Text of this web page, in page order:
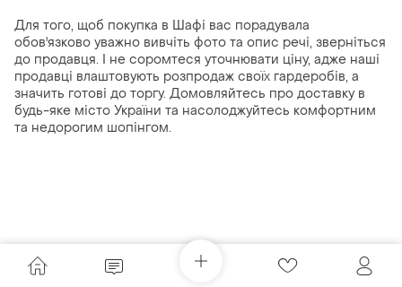
Для того, щоб покупка в Шафі вас порадувала
обов'язково уважно вивчіть фото та опис речі, зверніться
до продавця. І не соромтеся уточнювати ціну, адже наші
продавці влаштовують розпродаж своїх гардеробів, а
значить готові до торгу. Домовляйтесь про доставку в
будь-яке місто України та насолоджуйтесь комфортним
та недорогим шопінгом.